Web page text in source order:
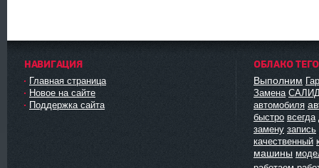
НАВИГАЦИЯ
Главная страница
Новое на сайте
Поддержка сайта
ОБЛАКО
Выполним
Замена
автомобиля
быстро всегда
замену запись
качественный
машины